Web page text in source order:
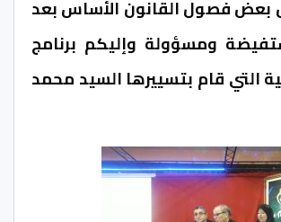
بعض فصول القانون الأساس بعد
ومسؤولة وإليكم برنامج
التي قام بتسييرها السيد محمد